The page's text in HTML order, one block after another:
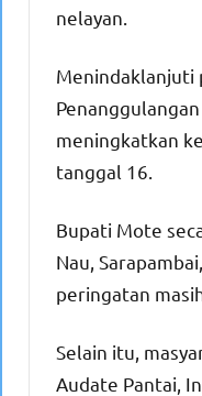
nelayan.
Menindaklanjuti
meningkatkan
tanggal 16.
Bupati Mote
Nau,
peringatan
Selain itu,
Audate Pantai,